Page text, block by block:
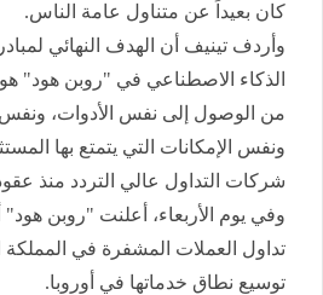
كان بعيداً عن متناول عامة الناس.
وأردف تينيف أن الهدف النهائي
الذكاء الاصطناعي في "روبن هود"
من الوصول إلى نفس الأدوات، ونفس
ونفس الإمكانات التي يتمتع بها
شركات التداول عالي التردد منذ
وفي يوم الأربعاء، أعلنت "روبن
تداول العملات المشفرة في المملكة
توسيع نطاق خدماتها في أوروبا.